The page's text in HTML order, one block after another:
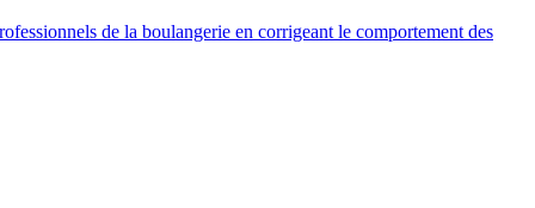
de la boulangerie en corrigeant le comportement des